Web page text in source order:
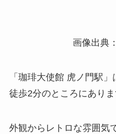
画像出典：
「珈琲大使館 虎ノ門駅
徒歩2分のところにありま
外観からレトロな雰囲気